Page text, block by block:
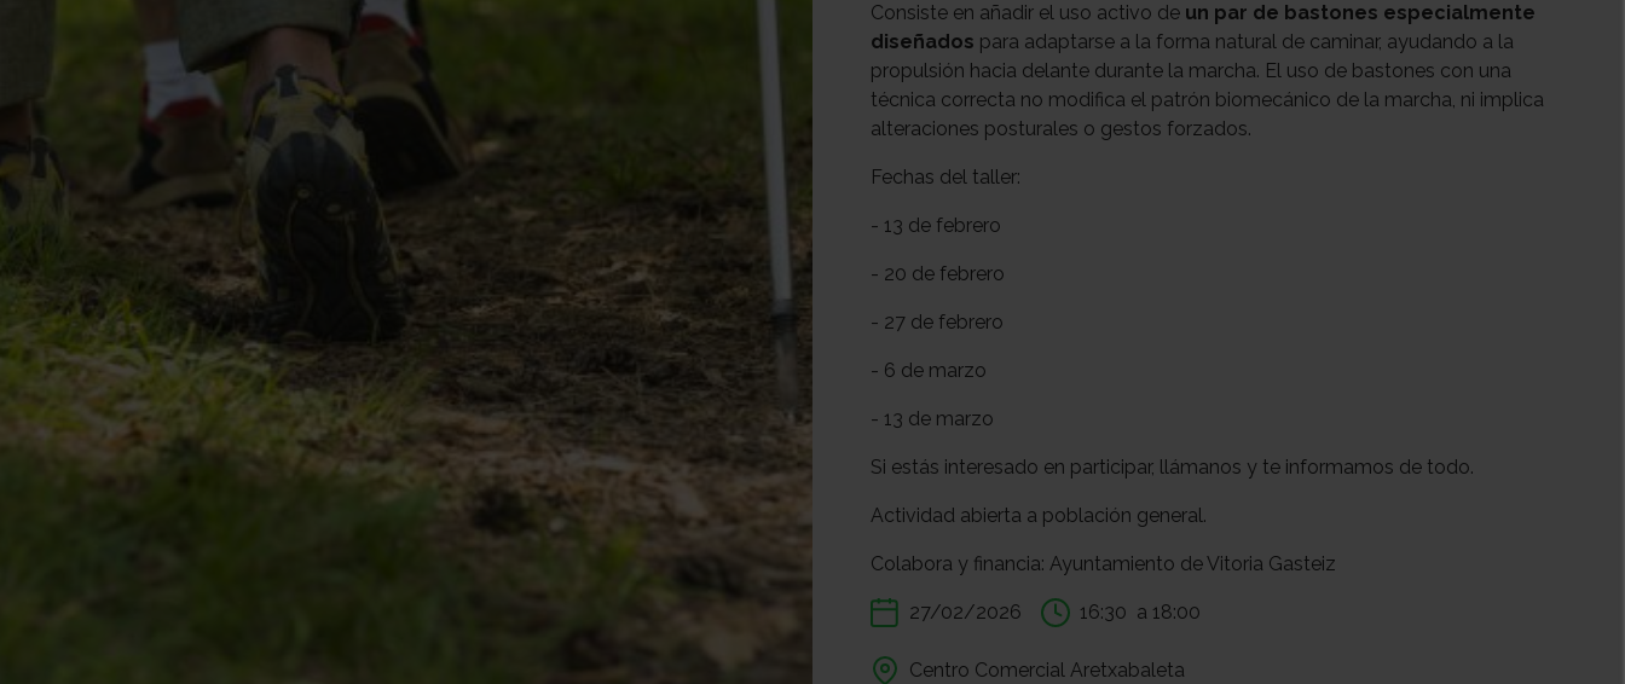
Consiste en añadir el uso activo de un par de bastones especialmente
diseñados para adaptarse a la forma natural de caminar, ayudando a la
propulsión hacia delante durante la marcha. El uso de bastones con una
técnica correcta no modifica el patrón biomecánico de la marcha, ni implica
alteraciones posturales o gestos forzados.
Fechas del taller:
- 13 de febrero
- 20 de febrero
- 27 de febrero
- 6 de marzo
- 13 de marzo
Si estás interesado en participar, llámanos y te informamos de todo.
Actividad abierta a población general.
Colabora y financia: Ayuntamiento de Vitoria Gasteiz
27/02/2026 16:30 a 18:00
Centro Comercial Aretxabaleta